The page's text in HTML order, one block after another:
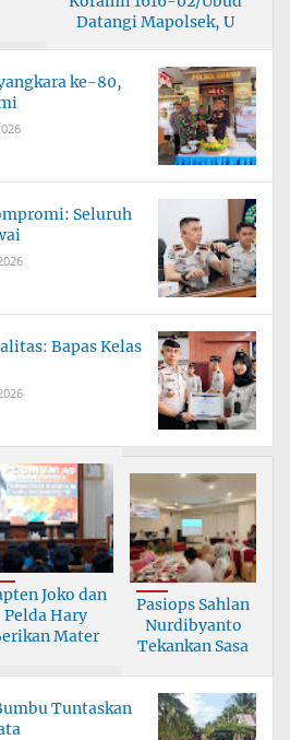
Datangi Mapolsek, U
ke-80,
Seluruh
Bapas Kelas
Joko dan
Pelda Hary
Mater
Pasiops Sahlan
Nurdibyanto
Tekankan Sasa
Tuntaskan